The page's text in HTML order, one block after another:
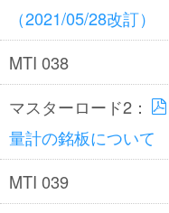
（2021/05/28改訂）
MTI 038
マスターロード2：
量計の銘板について
MTI 039